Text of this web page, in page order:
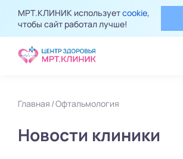
МРТ.КЛИНИК используетcookie,
чтобы сайт работал лучше!
Главная Офтальмология
Новости клиники